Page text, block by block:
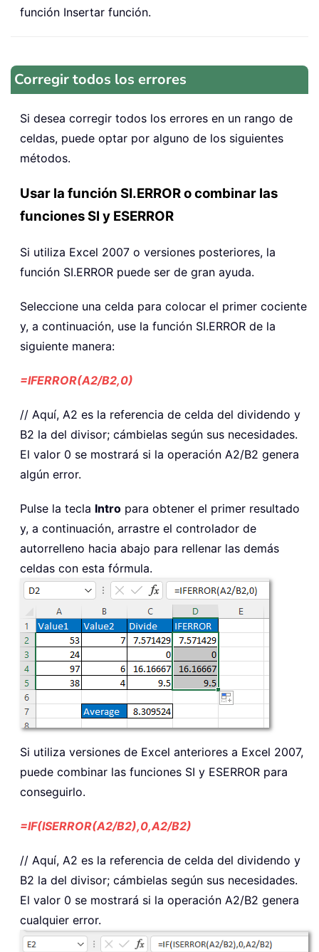
función Insertar función.
Corregir todos los errores
Si desea corregir todos los errores en un rango de
celdas, puede optar por alguno de los siguientes
métodos.
Usar la función SI.ERROR o combinar las
funciones SI y ESERROR
Si utiliza Excel 2007 o versiones posteriores, la
función SI.ERROR puede ser de gran ayuda.
Seleccione una celda para colocar el primer cociente
y, a continuación, use la función SI.ERROR de la
siguiente manera:
=IFERROR(A2/B2,0)
// Aquí, A2 es la referencia de celda del dividendo y
B2 la del divisor; cámbielas según sus necesidades.
El valor 0 se mostrará si la operación A2/B2 genera
algún error.
Pulse la tecla Intro para obtener el primer resultado
y, a continuación, arrastre el controlador de
autorrelleno hacia abajo para rellenar las demás
celdas con esta fórmula.
Si utiliza versiones de Excel anteriores a Excel 2007,
puede combinar las funciones SI y ESERROR para
conseguirlo.
=IF(ISERROR(A2/B2),0,A2/B2)
// Aquí, A2 es la referencia de celda del dividendo y
B2 la del divisor; cámbielas según sus necesidades.
El valor 0 se mostrará si la operación A2/B2 genera
cualquier error.